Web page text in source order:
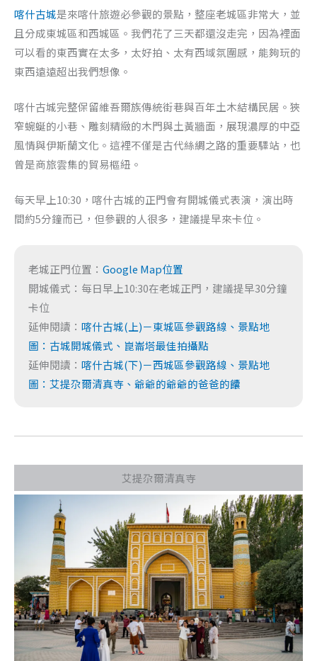
喀什古城是來喀什旅遊必參觀的景點，整座老城區非常大，並
且分成東城區和西城區。我們花了三天都還沒走完，因為裡面
可以看的東西實在太多，太好拍、太有西域氛圍感，能夠玩的
東西遠遠超出我們想像。
喀什古城完整保留維吾爾族傳統街巷與百年土木結構民居。狹
窄蜿蜒的小巷、雕刻精緻的木門與土黃牆面，展現濃厚的中亞
風情與伊斯蘭文化。這裡不僅是古代絲綢之路的重要驛站，也
曾是商旅雲集的貿易樞紐。
每天早上10:30，喀什古城的正門會有開城儀式表演，演出時
間約5分鐘而已，但參觀的人很多，建議提早來卡位。
老城正門位置： Google Map位置
開城儀式：每日早上10:30在老城正門，建議提早30分鐘
卡位
延伸閱讀： 喀什古城(上)－東城區參觀路線、景點地
圖：古城開城儀式、崑崙塔最佳拍攝點
延伸閱讀： 喀什古城(下)－西城區參觀路線、景點地
圖：艾提尕爾清真寺、爺爺的爺爺的爸爸的饢
艾提尕爾清真寺